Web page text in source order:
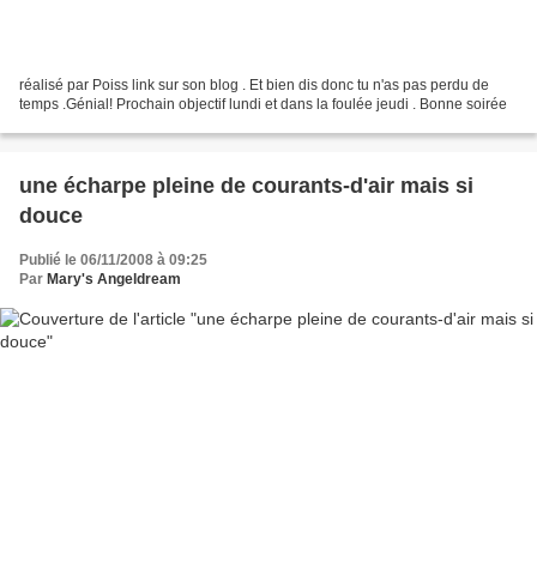
réalisé par Poiss link sur son blog . Et bien dis donc tu n'as pas perdu de
temps .Génial! Prochain objectif lundi et dans la foulée jeudi . Bonne soirée
une écharpe pleine de courants-d'air mais si
douce
Publié le 06/11/2008 à 09:25
Par Mary's Angeldream